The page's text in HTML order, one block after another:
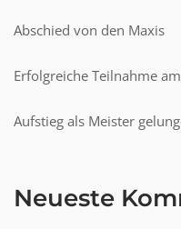
Abschied von den Maxis
Erfolgreiche Teilnahme
Aufstieg als Meister
Neueste